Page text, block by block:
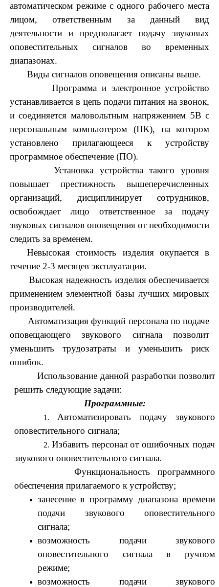
автоматическом режиме с одного рабочего места
лицом, ответственным за данный вид
деятельности и предполагает подачу звуковых
оповестительных сигналов во временных
диапазонах.
Виды сигналов оповещения описаны выше.
Программа и электронное устройство
устанавливается в цепь подачи питания на звонок,
и соединяется маловольтным напряжением 5В с
персональным компьютером (ПК), на котором
установлено прилагающееся к устройству
программное обеспечение (ПО).
Установка устройства такого уровня
повышает престижность вышеперечисленных
организаций, дисциплинирует сотрудников,
освобождает лицо ответственное за подачу
звуковых сигналов оповещения от необходимости
следить за временем.
Невысокая стоимость изделия окупается в
течение 2-3 месяцев эксплуатации.
Высокая надежность изделия обеспечивается
применением элементной базы лучших мировых
производителей.
Автоматизация функций персонала по подаче
оповещающего звукового сигнала позволит
уменьшить трудозатраты и уменьшить риск
ошибок.
Использование данной разработки позволит
решить следующие задачи:
Программные:
Автоматизировать подачу звукового
оповестительного сигнала;
Избавить персонал от ошибочных подач
звукового оповестительного сигнала.
Функциональность программного
обеспечения прилагаемого к устройству;
занесение в программу диапазона времени
подачи звукового оповестительного
сигнала;
возможность подачи звукового
оповестительного сигнала в ручном
режиме;
возможность подачи звукового